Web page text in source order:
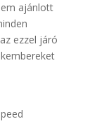
ajánlott
ezzel járó